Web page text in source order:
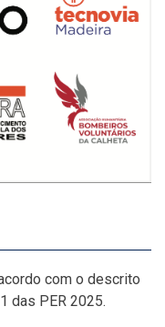
com o descrito
das PER 2025.